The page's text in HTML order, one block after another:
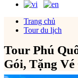
Trang chủ
Tour du lịch
Tour Phú
Gói, Tặng Vé